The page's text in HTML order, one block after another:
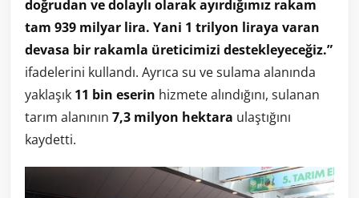
doğrudan ve dolaylı olarak ayırdığımız rakam
tam 939 milyar lira. Yani 1 trilyon liraya varan
devasa bir rakamla üreticimizi destekleyeceğiz.”
ifadelerini kullandı. Ayrıca su ve sulama alanında
yaklaşık 11 bin eserin hizmete alındığını, sulanan
tarım alanının 7,3 milyon hektara ulaştığını
kaydetti.